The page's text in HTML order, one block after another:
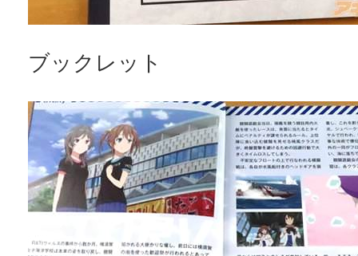
ブックレット